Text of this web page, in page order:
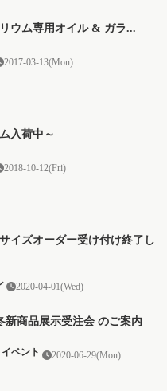
ウム専用オイル & ガラ...
2017-03-13(Mon)
入荷中～
2018-10-12(Fri)
イズオーダー受け付け終了し
2020-04-01(Wed)
新商品展示受注会 のご案内
2020-06-29(Mon)
ベント